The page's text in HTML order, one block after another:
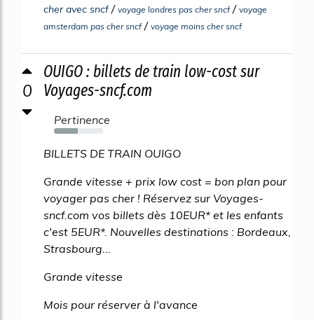
cher avec sncf / voyage londres pas cher sncf/ voyage
amsterdam pas cher sncf/ voyage moins cher sncf
0
OUIGO : billets de train low-cost sur
Voyages-sncf.com
Pertinence
48%
BILLETS DE TRAIN OUIGO
Grande vitesse + prix low cost = bon plan pour
voyager pas cher ! Réservez sur Voyages-
sncf.com vos billets dès 10EUR* et les enfants
c'est 5EUR*. Nouvelles destinations : Bordeaux,
Strasbourg...
Grande vitesse
Mois pour réserver à l'avance